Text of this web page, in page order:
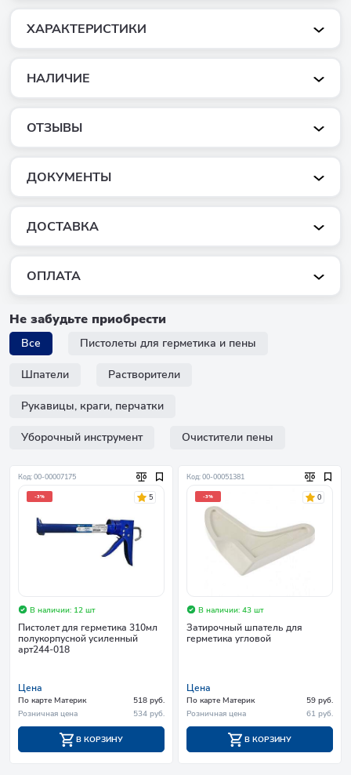
ХАРАКТЕРИСТИКИ
НАЛИЧИЕ
ОТЗЫВЫ
ДОКУМЕНТЫ
ДОСТАВКА
ОПЛАТА
Не забудьте приобрести
Все Пистолеты для герметика и пены
Шпатели Растворители
Рукавицы, краги, перчатки
Уборочный инструмент Очистители пены
Код: 00-00007175
-3% 5
В наличии: 12 шт
Пистолет для герметика 310мл
полукорпусной усиленный
арт244-018
Цена
По карте Материк
518 руб.
Розничная цена
534 руб.
В КОРЗИНУ
Код: 00-00051381
-3% 0
В наличии: 43 шт
Затирочный шпатель для
герметика угловой
Цена
По карте Материк
59 руб.
Розничная цена
61 руб.
В КОРЗИНУ